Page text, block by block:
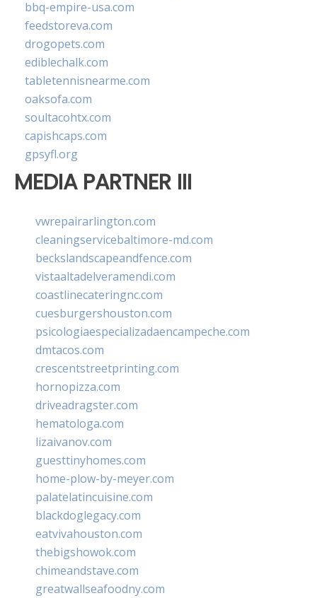
bbq-empire-usa.com
feedstoreva.com
drogopets.com
ediblechalk.com
tabletennisnearme.com
oaksofa.com
soultacohtx.com
capishcaps.com
gpsyfl.org
MEDIA PARTNER III
vwrepairarlington.com
cleaningservicebaltimore-md.com
beckslandscapeandfence.com
vistaaltadelveramendi.com
coastlinecateringnc.com
cuesburgershouston.com
psicologiaespecializadaencampeche.com
dmtacos.com
crescentstreetprinting.com
hornopizza.com
driveadragster.com
hematologa.com
lizaivanov.com
guesttinyhomes.com
home-plow-by-meyer.com
palatelatincuisine.com
blackdoglegacy.com
eatvivahouston.com
thebigshowok.com
chimeandstave.com
greatwallseafoodny.com